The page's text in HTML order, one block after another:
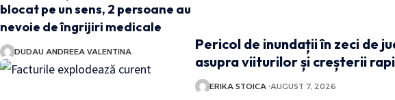
blocat pe un sens, 2 persoane au
nevoie de îngrijiri medicale
DUDAU ANDREEA VALENTINA
Pericol de inundații în zeci de
asupra viiturilor și creșterii
ERIKA STOICA AUGUST 7, 2026